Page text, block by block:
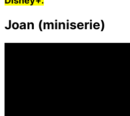
Joan (miniserie)